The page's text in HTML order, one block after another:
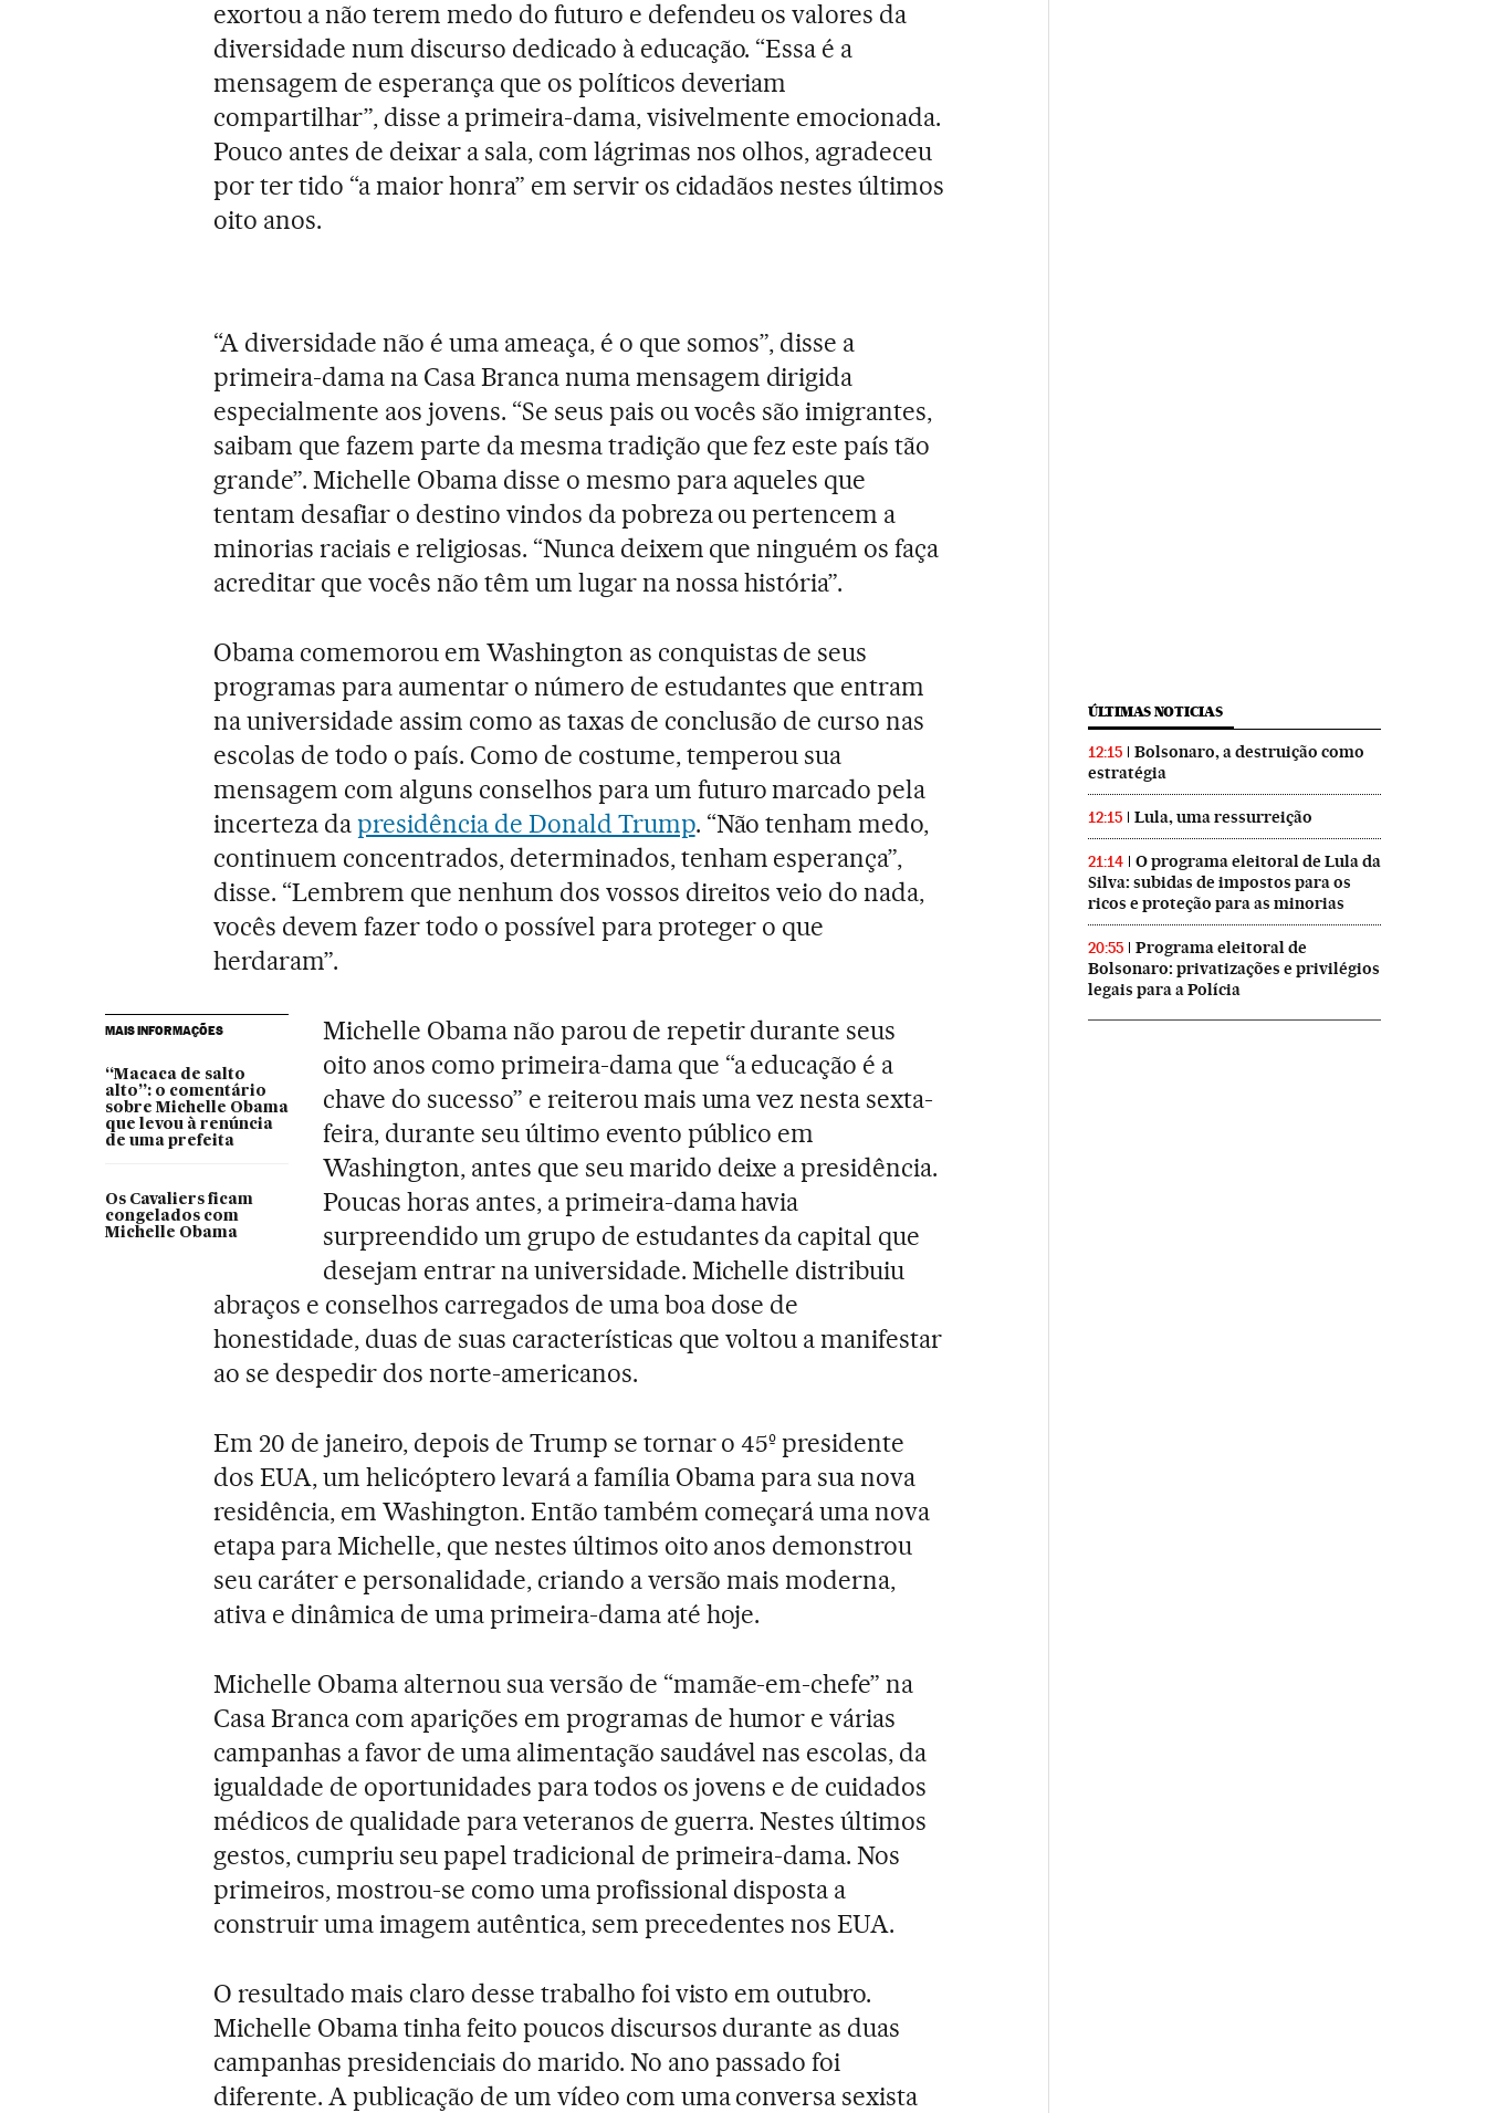
exortou a não terem medo do futuro e defendeu os valores da
diversidade num discurso dedicado à educação. “Essa é a
mensagem de esperança que os políticos deveriam
compartilhar”, disse a primeira-dama, visivelmente emocionada.
Pouco antes de deixar a sala, com lágrimas nos olhos, agradeceu
por ter tido “a maior honra” em servir os cidadãos nestes últimos
oito anos.
“A diversidade não é uma ameaça, é o que somos”, disse a
primeira-dama na Casa Branca numa mensagem dirigida
especialmente aos jovens. “Se seus pais ou vocês são imigrantes,
saibam que fazem parte da mesma tradição que fez este país tão
grande”. Michelle Obama disse o mesmo para aqueles que
tentam desafiar o destino vindos da pobreza ou pertencem a
minorias raciais e religiosas. “Nunca deixem que ninguém os faça
acreditar que vocês não têm um lugar na nossa história”.
Obama comemorou em Washington as conquistas de seus
programas para aumentar o número de estudantes que entram
na universidade assim como as taxas de conclusão de curso nas
escolas de todo o país. Como de costume, temperou sua
mensagem com alguns conselhos para um futuro marcado pela
incerteza dapresidência de Donald Trump. “Não tenham medo,
continuem concentrados, determinados, tenham esperança”,
disse. “Lembrem que nenhum dos vossos direitos veio do nada,
vocês devem fazer todo o possível para proteger o que
herdaram”.
MAIS INFORMAÇÕES
“Macaca de salto
alto”: o comentário
sobre Michelle Obama
que levou à renúncia
de uma prefeita
Os Cavaliers ficam
congelados com
Michelle Obama
Michelle Obama não parou de repetir durante seus
oito anos como primeira-dama que “a educação é a
chave do sucesso” e reiterou mais uma vez nesta sexta-
feira, durante seu último evento público em
Washington, antes que seu marido deixe a presidência.
Poucas horas antes, a primeira-dama havia
surpreendido um grupo de estudantes da capital que
desejam entrar na universidade. Michelle distribuiu
abraços e conselhos carregados de uma boa dose de
honestidade, duas de suas características que voltou a manifestar
ao se despedir dos norte-americanos.
Em 20 de janeiro, depois de Trump se tornar o 45º presidente
dos EUA, um helicóptero levará a família Obama para sua nova
residência, em Washington. Então também começará uma nova
etapa para Michelle, que nestes últimos oito anos demonstrou
seu caráter e personalidade, criando a versão mais moderna,
ativa e dinâmica de uma primeira-dama até hoje.
Michelle Obama alternou sua versão de “mamãe-em-chefe” na
Casa Branca com aparições em programas de humor e várias
campanhas a favor de uma alimentação saudável nas escolas, da
igualdade de oportunidades para todos os jovens e de cuidados
médicos de qualidade para veteranos de guerra. Nestes últimos
gestos, cumpriu seu papel tradicional de primeira-dama. Nos
primeiros, mostrou-se como uma profissional disposta a
construir uma imagem autêntica, sem precedentes nos EUA.
O resultado mais claro desse trabalho foi visto em outubro.
Michelle Obama tinha feito poucos discursos durante as duas
campanhas presidenciais do marido. No ano passado foi
diferente. A publicação de um vídeo com uma conversa sexista
ÚLTIMAS NOTICIAS
12:15
Bolsonaro, a destruição como
estratégia
12:15 Lula, uma ressurreição
21:14
O programa eleitoral de Lula da
Silva: subidas de impostos para os
ricos e proteção para as minorias
20:55
Programa eleitoral de
Bolsonaro: privatizações e privilégios
legais para a Polícia